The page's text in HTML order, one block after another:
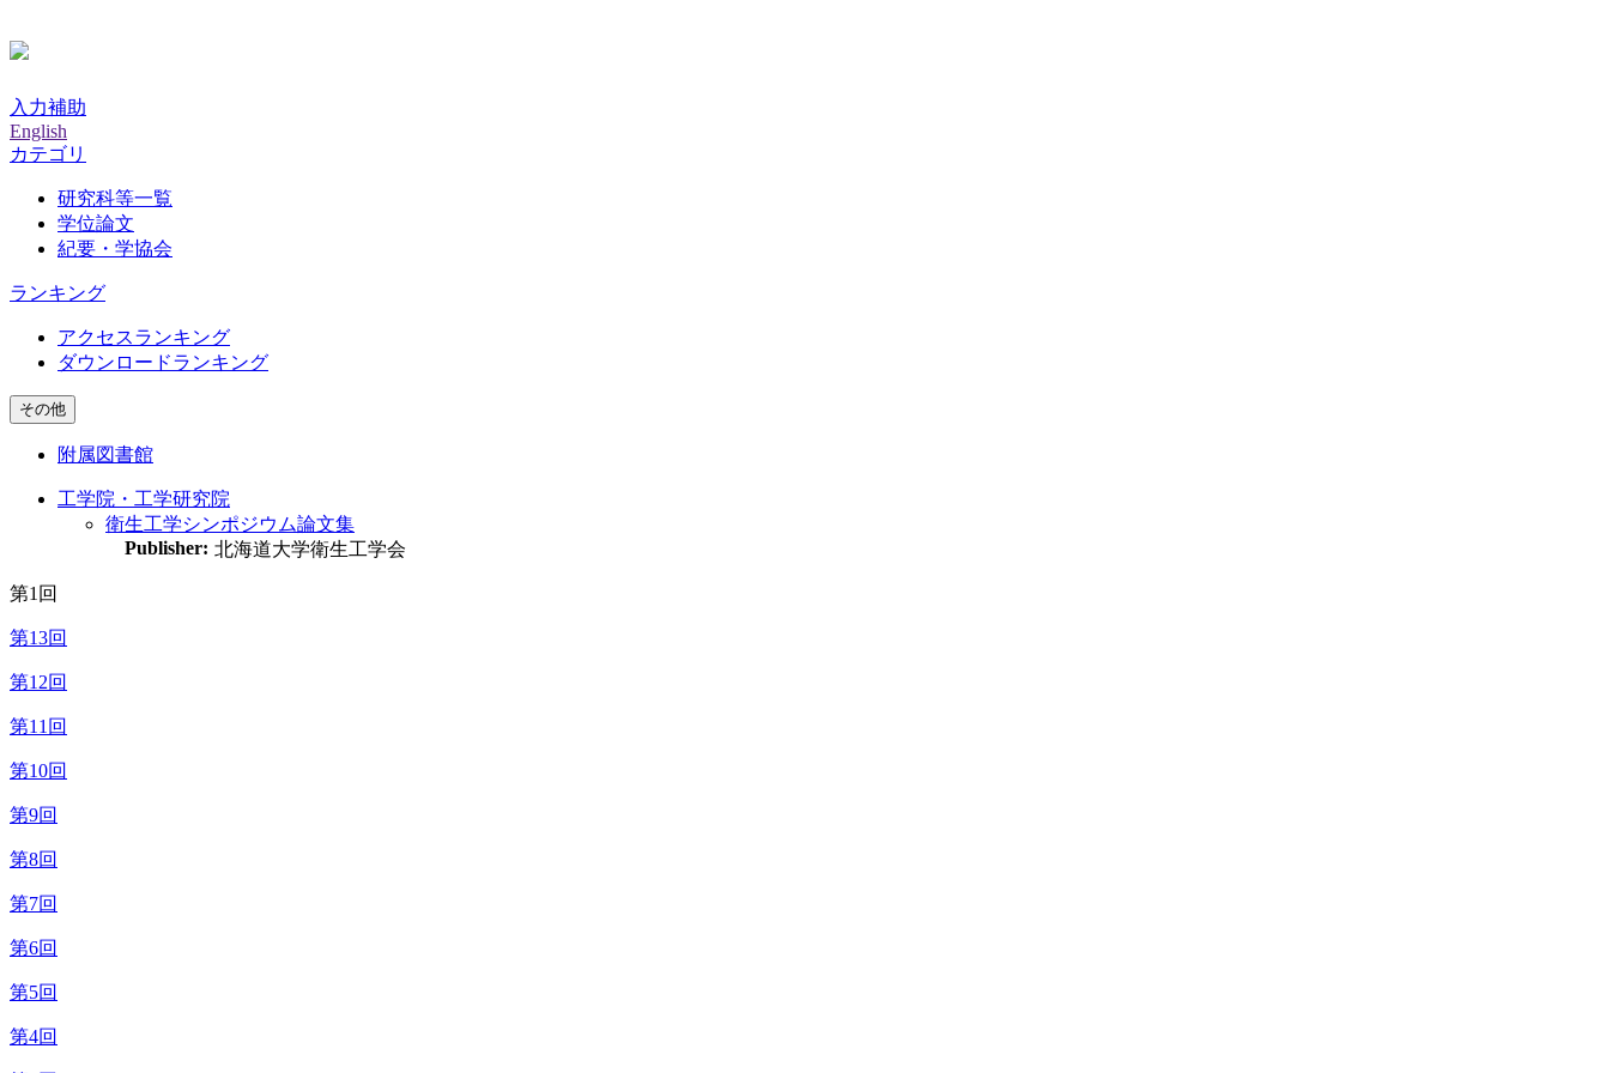
入力補助
English
カテゴリ
研究科等一覧
学位論文
紀要・学協会
ランキング
アクセスランキング
ダウンロードランキング
その他
附属図書館
工学院・工学研究院
衛生工学シンポジウム論文集
Publisher: 北海道大学衛生工学会
第1回
第13回
第12回
第11回
第10回
第9回
第8回
第7回
第6回
第5回
第4回